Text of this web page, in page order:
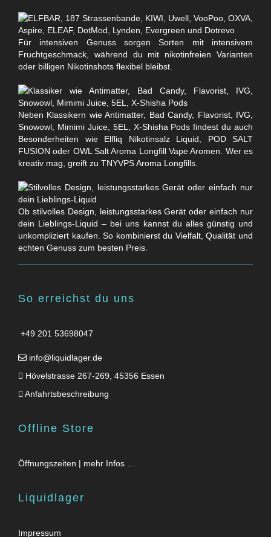
Für intensiven Genuss sorgen Sorten mit intensivem
Fruchtgeschmack, während du mit nikotinfreien Varianten
oder billigen Nikotinshots flexibel bleibst.
Neben Klassikern wie Antimatter, Bad Candy, Flavorist, IVG,
Snowowl, Mimimi Juice, 5EL, X-Shisha Pods findest du auch
Besonderheiten wie Elfliq Nikotinsalz Liquid, POD SALT
FUSION oder OWL Salt Aroma Longfill Vape Aromen. Wer es
kreativ mag, greift zu TNYVPS Aroma Longfills.
Ob stilvolles Design, leistungsstarkes Gerät oder einfach nur
dein Lieblings-Liquid – bei uns kannst du alles günstig und
unkompliziert kaufen. So kombinierst du Vielfalt, Qualität und
echten Genuss zum besten Preis.
So erreichst du uns
+49 201 53698047
info@liquidlager.de
Hövelstrasse 267-269, 45356 Essen
Anfahrtsbeschreibung
Offline Store
Öffnungszeiten | mehr Infos …
Liquidlager
Impressum